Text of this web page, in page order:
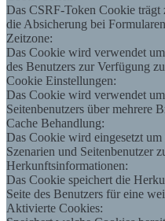
Das CSRF-Token Cookie trägt
die Absicherung bei
Zeitzone:
Das Cookie wird verwendet
des Benutzers zur Verfügung
Cookie Einstellungen:
Das Cookie wird verwendet
Seitenbenutzers über mehrere
Cache Behandlung:
Das Cookie wird eingesetzt
Szenarien und Seitenbenutzer
Herkunftsinformationen:
Das Cookie speichert die
Seite des Benutzers für eine
Aktivierte Cookies: